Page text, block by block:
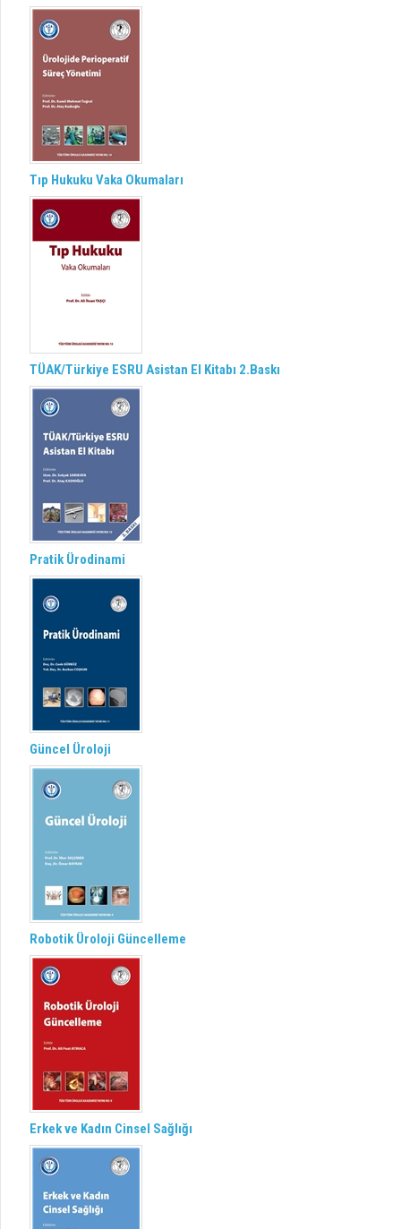
Tıp Hukuku Vaka Okumaları
TÜAK/Türkiye ESRU Asistan El Kitabı 2.Baskı
Pratik Ürodinami
Güncel Üroloji
Robotik Üroloji Güncelleme
Erkek ve Kadın Cinsel Sağlığı